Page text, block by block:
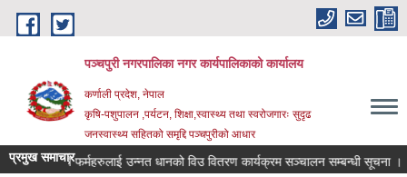
Skip to main content
पञ्चपुरी नगरपालिका नगर कार्यपालिकाको कार्यालय
कर्णाली प्रदेश, नेपाल
कृषि-पशुपालन ,पर्यटन, शिक्षा,स्वास्थ्य तथा स्वरोजगारः सुदृढ
जनस्वास्थ्य सहितको समृद्दि पञ्चपुरीको आधार
प्रमुख समाचार
र कृषि फर्महरुलाई उन्नत धानको विउ वितरण कार्यक्रम सञ्चालन सम्बन्धी सूचना ।